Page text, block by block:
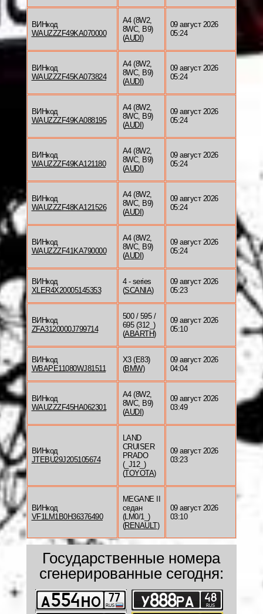
ВИНкод
WAUZZZF49KA070000
A4 (8W2,
8WC, B9)
(AUDI )
09 август 2026
05:24
ВИНкод
WAUZZZF45KA073824
A4 (8W2,
8WC, B9)
(AUDI )
09 август 2026
05:24
ВИНкод
WAUZZZF49KA088195
A4 (8W2,
8WC, B9)
(AUDI )
09 август 2026
05:24
ВИНкод
WAUZZZF49KA121180
A4 (8W2,
8WC, B9)
(AUDI )
09 август 2026
05:24
ВИНкод
WAUZZZF48KA121526
A4 (8W2,
8WC, B9)
(AUDI )
09 август 2026
05:24
ВИНкод
WAUZZZF41KA790000
A4 (8W2,
8WC, B9)
(AUDI )
09 август 2026
05:24
ВИНкод
XLER4X20005145353
4 - series
(SCANIA)
09 август 2026
05:23
ВИНкод
ZFA3120000J799714
500 / 595 /
695 (312_)
(ABARTH)
09 август 2026
05:10
ВИНкод
WBAPE11080WJ81511
X3 (E83)
(BMW)
09 август 2026
04:04
ВИНкод
WAUZZZF45HA062301
A4 (8W2,
8WC, B9)
(AUDI )
09 август 2026
03:49
ВИНкод
JTEBU29J205105674
LAND
CRUISER
PRADO
(_J12_)
(TOYOTA)
09 август 2026
03:23
ВИНкод
VF1LM1B0H36376490
MEGANE II
седан
(LM0/1_)
(RENAULT)
09 август 2026
03:10
Государственные номера
сгенерированные сегодня: